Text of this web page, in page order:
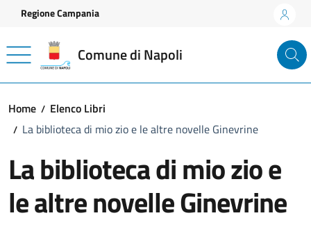
Vai ai contenuti
Vai al footer
Regione Campania
Comune di Napoli
Home
Elenco Libri
La biblioteca di mio zio e le altre novelle Ginevrine
La biblioteca di mio zio e
le altre novelle Ginevrine